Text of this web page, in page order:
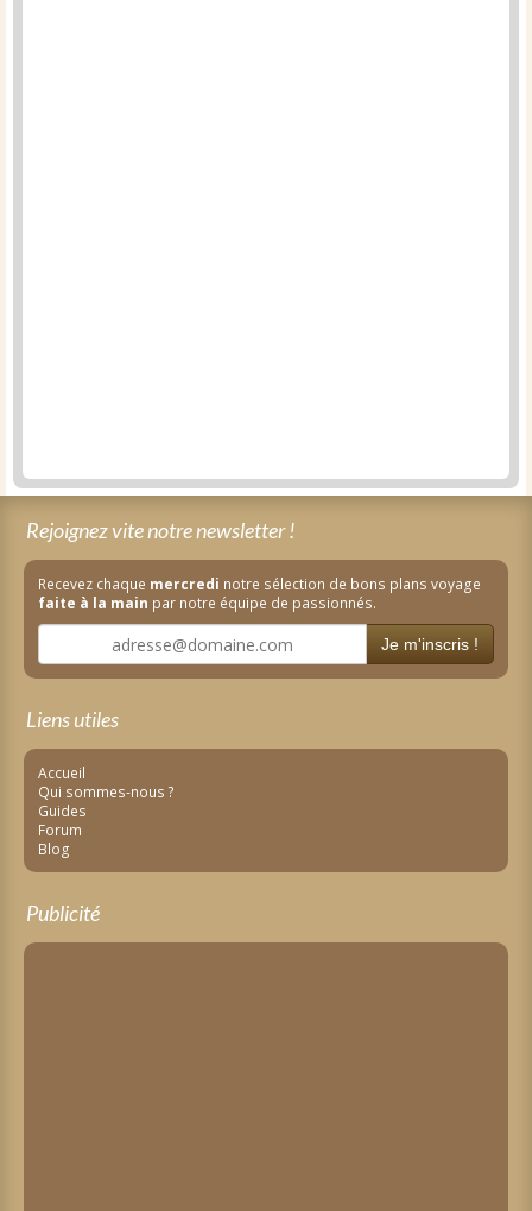
Rejoignez vite notre newsletter !
Recevez chaque mercredi notre sélection de bons plans voyage
faite à la main par notre équipe de passionnés.
Je m'inscris !
Liens utiles
Accueil
Qui sommes-nous ?
Guides
Forum
Blog
Publicité